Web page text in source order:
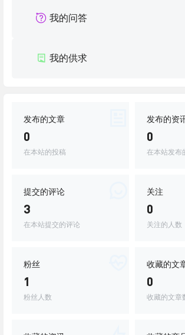
我的问答
我的供求
发布的文章
0
在本站的投稿
发布的资
0
在本站发布
提交的评论
3
在本站提交的评论
关注
0
关注的人数
粉丝
1
粉丝人数
收藏的文
0
收藏的文章